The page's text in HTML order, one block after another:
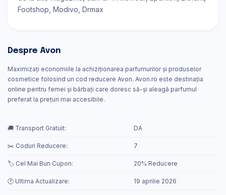
Footshop Modivo Drmax
Despre Avon
Maximizați economiile la achiziționarea parfumurilor și produselor
cosmetice folosind un cod reducere Avon. Avon.ro este destinația
online pentru femei și bărbați care doresc să-și aleagă parfumul
preferat la prețuri mai accesibile.
🚚 Transport Gratuit: DA
✂️ Coduri Reducere: 7
🏷️ Cel Mai Bun Cupon: 20% Reducere
🕐 Ultima Actualizare: 19 aprilie 2026